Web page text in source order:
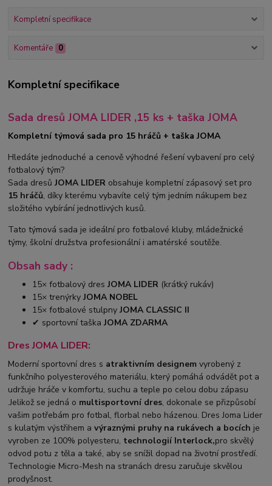
Kompletní specifikace
Komentáře 0
Kompletní specifikace
Sada dresů JOMA LIDER ,15 ks + taška JOMA
Kompletní týmová sada pro 15 hráčů + taška JOMA
Hledáte jednoduché a cenově výhodné řešení vybavení pro celý
fotbalový tým?
Sada dresůJOMA LIDER obsahuje kompletní zápasový set pro
15 hráčů, díky kterému vybavíte celý tým jedním nákupem bez
složitého vybírání jednotlivých kusů.
Tato týmová sada je ideální pro fotbalové kluby, mládežnické
týmy, školní družstva profesionální i amatérské soutěže.
Obsah sady :
15× fotbalový dresJOMA LIDER (krátký rukáv)
15× trenýrkyJOMA NOBEL
15× fotbalové stulpnyJOMA CLASSIC II
✔ sportovní taškaJOMA ZDARMA
Dres JOMA LIDER:
Moderní sportovní dres s atraktivním designem vyrobený z
funkčního polyesterového materiálu, který pomáhá odvádět pot a
udržuje hráče v komfortu, suchu a teple po celou dobu zápasu
.Jelikož se jedná o multisportovní dres, dokonale se přizpůsobí
vašim potřebám pro fotbal, florbal nebo házenou. Dres Joma Lider
s kulatým výstřihem a výraznými pruhy na rukávech a bocích je
vyroben ze 100% polyesteru, technologií Interlock,pro skvělý
odvod potu z těla a také, aby se snížil dopad na životní prostředí.
Technologie Micro-Mesh na stranách dresu zaručuje skvělou
prodyšnost.